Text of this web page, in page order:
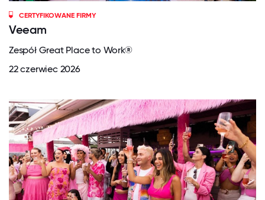
CERTYFIKOWANE FIRMY
Veeam
Zespół Great Place to Work®
22 czerwiec 2026